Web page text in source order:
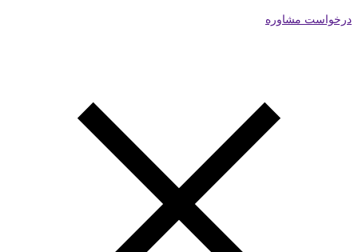
درخواست مشاوره